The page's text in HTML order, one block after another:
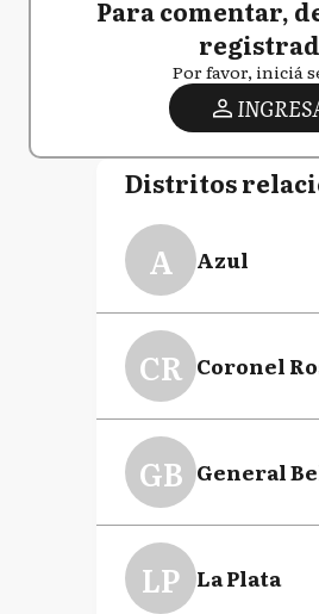
Para comentar,
Por favor, iniciá
Distritos
A Azul
CR Coronel
GB General
LP La Plata